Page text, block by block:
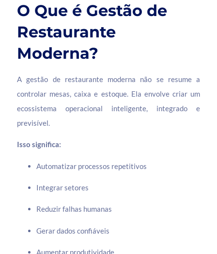
O Que é Gestão de
Restaurante
Moderna?
A gestão de restaurante moderna não se resume a
controlar mesas, caixa e estoque. Ela envolve criar um
ecossistema operacional inteligente, integrado e
previsível.
Isso significa:
Automatizar processos repetitivos
Integrar setores
Reduzir falhas humanas
Gerar dados confiáveis
Aumentar produtividade